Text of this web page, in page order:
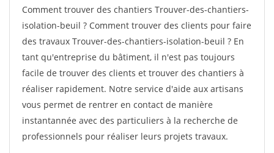
Comment trouver des chantiers Trouver-des-chantiers-
isolation-beuil ? Comment trouver des clients pour faire
des travaux Trouver-des-chantiers-isolation-beuil ? En
tant qu'entreprise du bâtiment, il n'est pas toujours
facile de trouver des clients et trouver des chantiers à
réaliser rapidement. Notre service d'aide aux artisans
vous permet de rentrer en contact de manière
instantannée avec des particuliers à la recherche de
professionnels pour réaliser leurs projets travaux.